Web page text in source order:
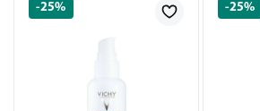
-25% -25%